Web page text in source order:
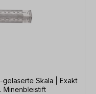
gelaserte Skala | Exakt
Minenbleistift